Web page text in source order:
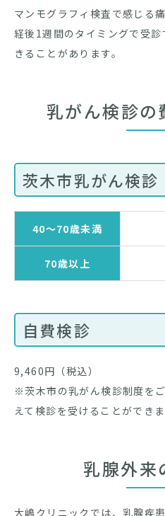
マンモグラフィ検査で感じる
経後1週間のタイミングで受
きることがあります。
乳がん検診の
茨木市乳がん検診
40～70歳未満
70歳以上
自費検診
9,460円（税込）
※茨木市の乳がん検診制度を
えて検診を受けることができま
乳腺外来
大嶋クリニックでは、乳腺疾